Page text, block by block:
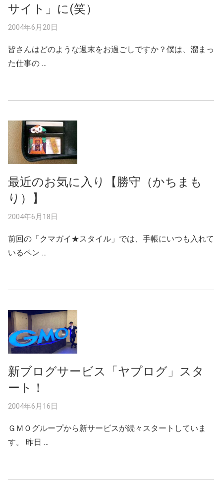
サイト」に(笑）
2004年6月20日
皆さんはどのような週末をお過ごしですか？僕は、溜まっ
た仕事の …
最近のお気に入り【勝守（かちまも
り）】
2004年6月18日
前回の「クマガイ★スタイル」では、手帳にいつも入れて
いるペン …
新ブログサービス「ヤプログ」スタ
ート！
2004年6月16日
ＧＭＯグループから新サービスが続々スタートしていま
す。 昨日 …